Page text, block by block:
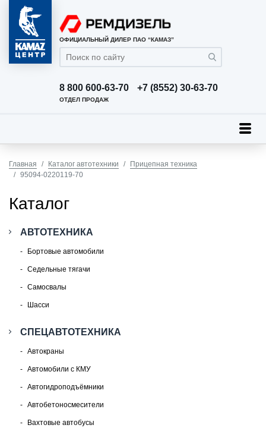
ОФИЦИАЛЬНЫЙ ДИЛЕР ПАО “КАМАЗ”
8 800 600-63-70 +7 (8552) 30-63-70
ОТДЕЛ ПРОДАЖ
Главная Каталог автотехники
Прицепная техника
95094-0220119-70
Каталог
АВТОТЕХНИКА
Бортовые автомобили
Седельные тягачи
Самосвалы
Шасси
СПЕЦАВТОТЕХНИКА
Автокраны
Автомобили с КМУ
Автогидроподъёмники
Автобетоносмесители
Вахтовые автобусы